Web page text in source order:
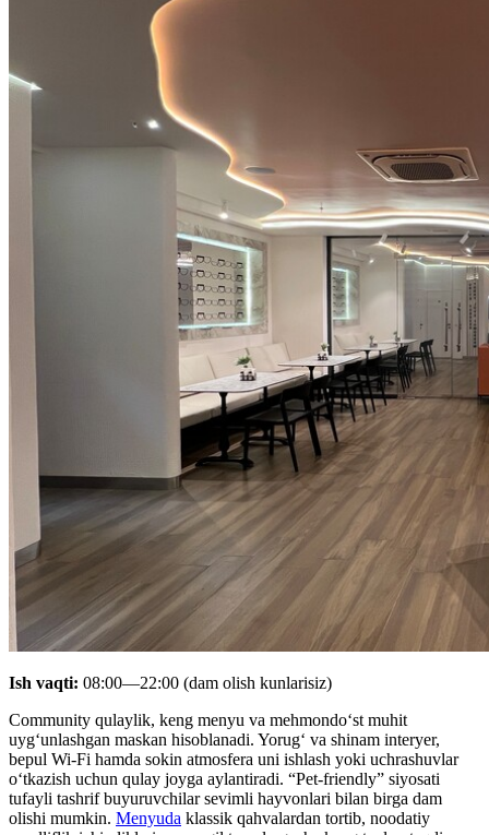
Ish vaqti: 08:00—22:00 (dam olish kunlarisiz)
Community qulaylik, keng menyu va mehmondo‘st muhit
uyg‘unlashgan maskan hisoblanadi. Yorug‘ va shinam interyer,
bepul Wi-Fi hamda sokin atmosfera uni ishlash yoki uchrashuvlar
o‘tkazish uchun qulay joyga aylantiradi. “Pet-friendly” siyosati
tufayli tashrif buyuruvchilar sevimli hayvonlari bilan birga dam
olishi mumkin. Menyuda klassik qahvalardan tortib, noodatiy